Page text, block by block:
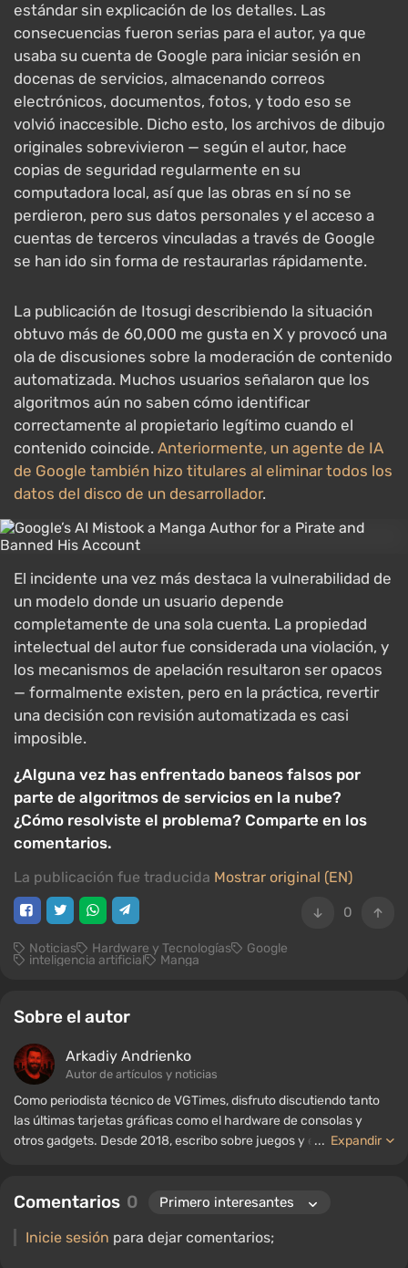
estándar sin explicación de los detalles. Las
consecuencias fueron serias para el autor, ya que
usaba su cuenta de Google para iniciar sesión en
docenas de servicios, almacenando correos
electrónicos, documentos, fotos, y todo eso se
volvió inaccesible. Dicho esto, los archivos de dibujo
originales sobrevivieron — según el autor, hace
copias de seguridad regularmente en su
computadora local, así que las obras en sí no se
perdieron, pero sus datos personales y el acceso a
cuentas de terceros vinculadas a través de Google
se han ido sin forma de restaurarlas rápidamente.
La publicación de Itosugi describiendo la situación
obtuvo más de 60,000 me gusta en X y provocó una
ola de discusiones sobre la moderación de contenido
automatizada. Muchos usuarios señalaron que los
algoritmos aún no saben cómo identificar
correctamente al propietario legítimo cuando el
contenido coincide. Anteriormente, un agente de IA
de Google también hizo titulares al eliminar todos los
datos del disco de un desarrollador.
El incidente una vez más destaca la vulnerabilidad de
un modelo donde un usuario depende
completamente de una sola cuenta. La propiedad
intelectual del autor fue considerada una violación, y
los mecanismos de apelación resultaron ser opacos
— formalmente existen, pero en la práctica, revertir
una decisión con revisión automatizada es casi
imposible.
¿Alguna vez has enfrentado baneos falsos por
parte de algoritmos de servicios en la nube?
¿Cómo resolviste el problema? Comparte en los
comentarios.
La publicación fue traducida Mostrar original (EN)
0
Noticias Hardware y Tecnologías Google
inteligencia artificial Manga
Sobre el autor
Arkadiy Andrienko
Autor de artículos y noticias
Como periodista técnico de VGTimes, disfruto discutiendo tanto
las últimas tarjetas gráficas como el hardware de consolas y
otros gadgets. Desde 2018, escribo sobre juegos y equipos; mi
audio, y mi amor por la electrónica me ha llevado a estudiar el
nuevo e interesante en el ámbito del hardware para juegos.
... Expandir
Comentarios 0
Inicie sesión para dejar comentarios;